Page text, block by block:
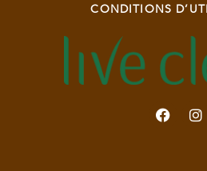
CONDITIONS